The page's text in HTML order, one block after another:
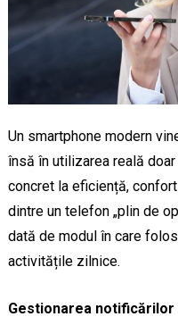
Un smartphone modern
însă în utilizarea reală
concret la eficiență,
dintre un telefon „plin de
dată de modul în care
activitățile zilnice.
Gestionarea notificărilor